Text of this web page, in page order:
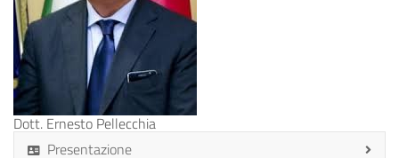
Dott. Ernesto Pellecchia
Presentazione